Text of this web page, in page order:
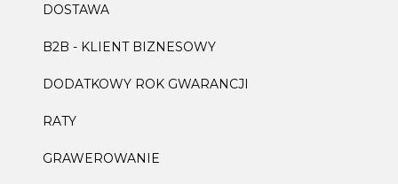
DOSTAWA
B2B - KLIENT BIZNESOWY
DODATKOWY ROK GWARANCJI
RATY
GRAWEROWANIE